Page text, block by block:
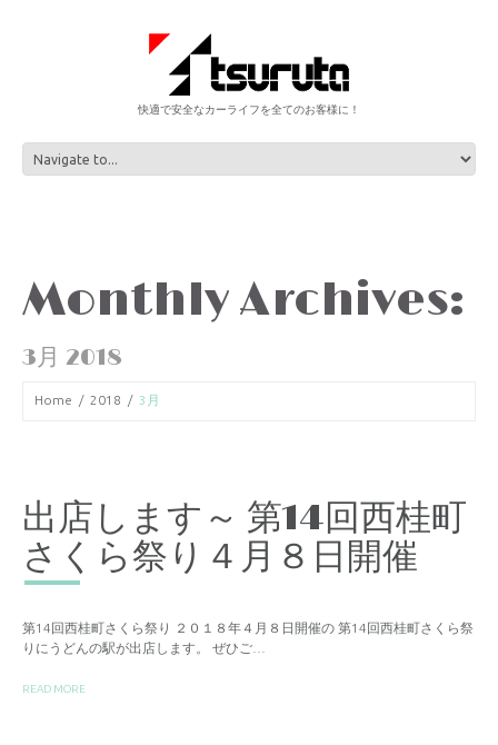
快適で安全なカーライフを全てのお客様に！
Monthly Archives:
3月 2018
Home 2018 3月
出店します～ 第14回西桂町
さくら祭り４月８日開催
第14回西桂町さくら祭り ２０１８年４月８日開催の 第14回西桂町さくら祭
りにうどんの駅が出店します。 ぜひご…
READ MORE